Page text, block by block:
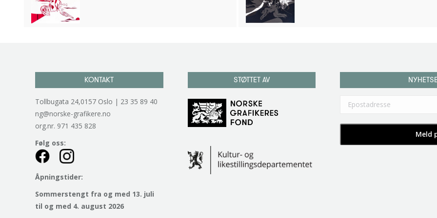
KONTAKT
Tollbugata 24,0157 Oslo | 23 35 89 40
ng@norske-grafikere.no
org.nr. 971 435 828
Følg oss:
Åpningstider:
Sommerstengt fra og med 13. juli
til og med 4. august 2026
STØTTET AV